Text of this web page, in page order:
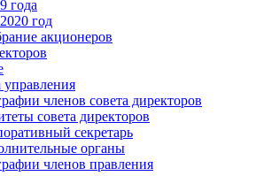
года
год
акционеров
управления
членов совета директоров
совета директоров
секретарь
органы
членов правления